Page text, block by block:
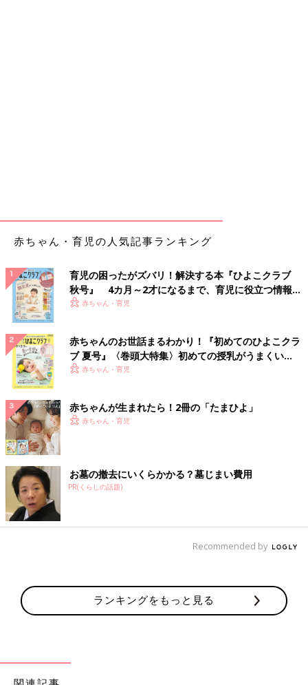
赤ちゃん・育児の人気記事ランキング
育児の困ったがズバリ！解決する本『ひよこクラブ
秋号』 4カ月～2才になるまで、育児に役立つ情報が
いっぱい！
赤ちゃん・育児
赤ちゃんのお世話まるわかり！『初めてのひよこクラ
ブ 夏号』〈巻頭大特集〉初めての授乳がうまくい
く！ おっぱい・ミルクの基本と夏のトラブル 解決テ
赤ちゃん・育児
赤ちゃんが生まれたら！2冊の「たまひよ」
赤ちゃん・育児
お墓の撤去にいくらかかる？墓じまい費用
PR(くらしの話題)
Recommended by
ランキングをもっと見る